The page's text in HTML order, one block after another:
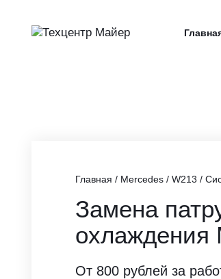
содержимому
Главная / Mercedes / W213 /
Замена
охлаждения
От 800 рублей за